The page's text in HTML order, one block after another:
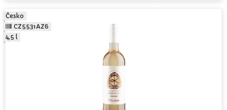
Česko
CZ5531AZ6
4,5 l